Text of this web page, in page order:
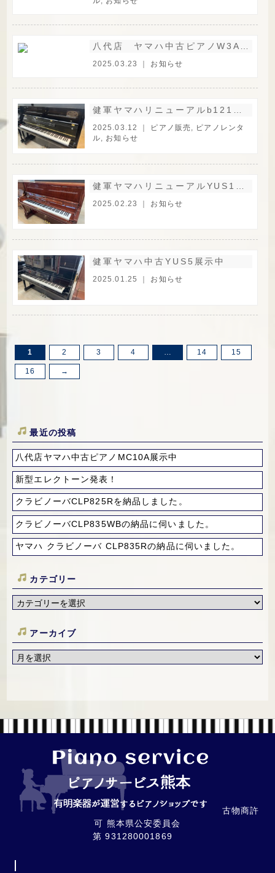
八代店 ヤマハ中古ピアノW3AWn展示中。
2025.03.23 ｜ お知らせ
2025.03.12 ｜ ピアノ販売
ピアノレンタ
ル
お知らせ
2025.02.23 ｜ お知らせ
健軍ヤマハ中古YUS5展示中
2025.01.25 ｜ お知らせ
1 2 3 4 14 15
16 →
最近の投稿
八代店ヤマハ中古ピアノMC10A展示中
新型エレクトーン発表！
クラビノーバCLP825Rを納品しました。
クラビノーバCLP835WBの納品に伺いました。
ヤマハ クラビノーバ CLP835Rの納品に伺いました。
カテゴリー
アーカイブ
古物商許
可 熊本県公安委員会
第 931280001869